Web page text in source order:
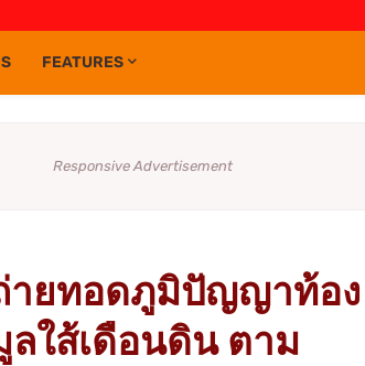
FEATURES
Responsive Advertisement
ายทอดภูมิปัญญาท้อง
ใส้เดือนดิน ตาม